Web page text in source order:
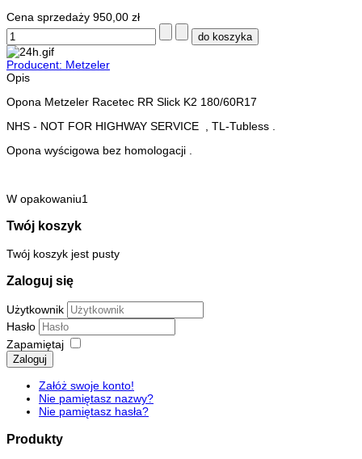
Cena sprzedaży 950,00 zł
Producent: Metzeler
Opis
Opona Metzeler Racetec RR Slick K2 180/60R17
NHS - NOT FOR HIGHWAY SERVICE , TL-Tubless .
Opona wyścigowa bez homologacji .
W opakowaniu1
Twój koszyk
Twój koszyk jest pusty
Zaloguj się
Użytkownik
Hasło
Zapamiętaj
Zaloguj
Załóż swoje konto!
Nie pamiętasz nazwy?
Nie pamiętasz hasła?
Produkty